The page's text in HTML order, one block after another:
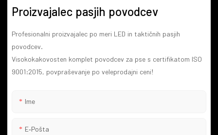
Proizvajalec pasjih povodcev
Profesionalni proizvajalec po meri LED in taktičnih pasjih
povodcev.
Visokokakovosten komplet povodcev za pse s certifikatom ISO
9001:2015, povpraševanje po veleprodajni ceni!
Ime
E-Pošta